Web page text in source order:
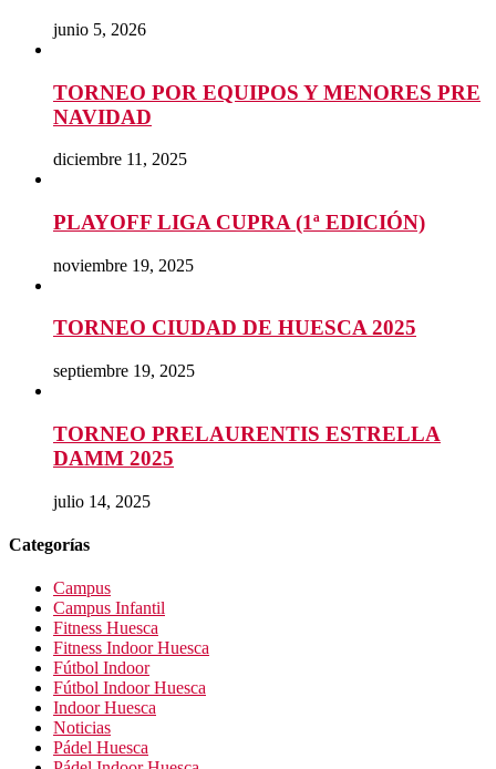
junio 5, 2026
TORNEO POR EQUIPOS Y MENORES PRE
NAVIDAD
diciembre 11, 2025
PLAYOFF LIGA CUPRA (1ª EDICIÓN)
noviembre 19, 2025
TORNEO CIUDAD DE HUESCA 2025
septiembre 19, 2025
TORNEO PRELAURENTIS ESTRELLA
DAMM 2025
julio 14, 2025
Categorías
Campus
Campus Infantil
Fitness Huesca
Fitness Indoor Huesca
Fútbol Indoor
Fútbol Indoor Huesca
Indoor Huesca
Noticias
Pádel Huesca